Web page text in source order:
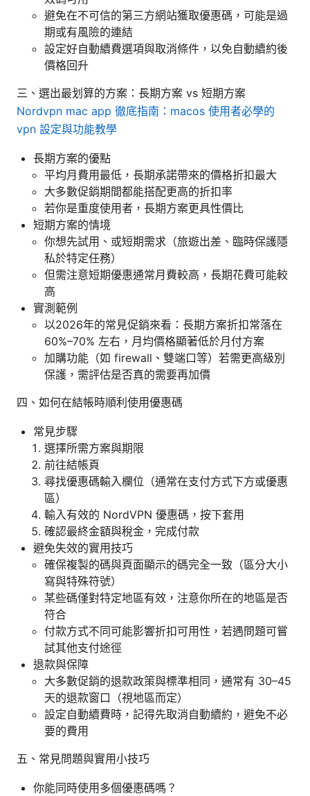
避免在不可信的第三方網站獲取優惠碼，可能是過
期或有風險的連結
設定好自動續費選項與取消條件，以免自動續約後
價格回升
三、選出最划算的方案：長期方案 vs 短期方案
Nordvpn mac app 徹底指南：macos 使用者必學的
vpn 設定與功能教學
長期方案的優點
平均月費用最低，長期承諾帶來的價格折扣最大
大多數促銷期間都能搭配更高的折扣率
若你是重度使用者，長期方案更具性價比
短期方案的情境
你想先試用、或短期需求（旅遊出差、臨時保護隱
私於特定任務）
但需注意短期優惠通常月費較高，長期花費可能較
高
實測範例
以2026年的常見促銷來看：長期方案折扣常落在
60%–70% 左右，月均價格顯著低於月付方案
加購功能（如 firewall、雙端口等）若需更高級別
保護，需評估是否真的需要再加價
四、如何在結帳時順利使用優惠碼
常見步驟
選擇所需方案與期限
前往結帳頁
尋找優惠碼輸入欄位（通常在支付方式下方或優惠
區）
輸入有效的 NordVPN 優惠碼，按下套用
確認最終金額與稅金，完成付款
避免失效的實用技巧
確保複製的碼與頁面顯示的碼完全一致（區分大小
寫與特殊符號）
某些碼僅對特定地區有效，注意你所在的地區是否
符合
付款方式不同可能影響折扣可用性，若遇問題可嘗
試其他支付途徑
退款與保障
大多數促銷的退款政策與標準相同，通常有 30–45
天的退款窗口（視地區而定）
設定自動續費時，記得先取消自動續約，避免不必
要的費用
五、常見問題與實用小技巧
你能同時使用多個優惠碼嗎？